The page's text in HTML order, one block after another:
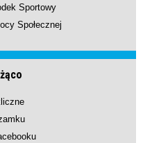
Sportowy
Społecznej